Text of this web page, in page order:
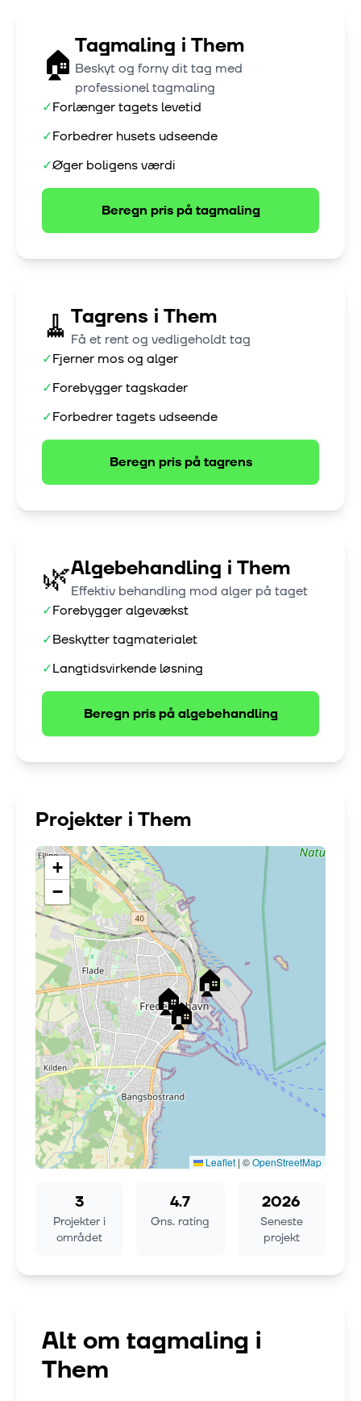
🏠 Tagmaling i Them
Beskyt og forny dit tag med
professionel tagmaling
✓Forlænger tagets levetid
✓Forbedrer husets udseende
✓Øger boligens værdi
Beregn pris påtagmaling
🧹 Tagrens i Them
Få et rent og vedligeholdt tag
✓Fjerner mos og alger
✓Forebygger tagskader
✓Forbedrer tagets udseende
Beregn pris påtagrens
🌿Algebehandling i Them
Effektiv behandling mod alger på taget
✓Forebygger algevækst
✓Beskytter tagmaterialet
✓Langtidsvirkende løsning
Beregn pris påalgebehandling
Projekter i Them
🏠
🏠 🏠
+
−
Leaflet | ©OpenStreetMap
3
Projekter i
området
4.7
Gns. rating
2026
Seneste
projekt
Alt om tagmaling i
Them